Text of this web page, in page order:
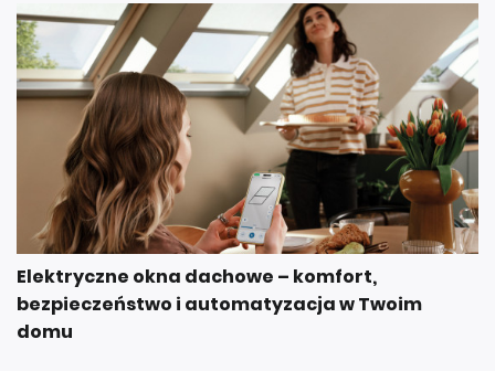
Elektryczne okna dachowe – komfort,
bezpieczeństwo i automatyzacja w Twoim
domu